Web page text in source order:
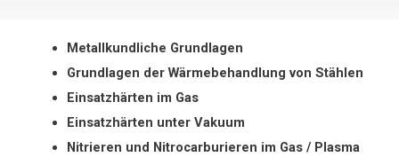
Metallkundliche Grundlagen
Grundlagen der Wärmebehandlung von Stählen
Einsatzhärten im Gas
Einsatzhärten unter Vakuum
Nitrieren und Nitrocarburieren im Gas / Plasma